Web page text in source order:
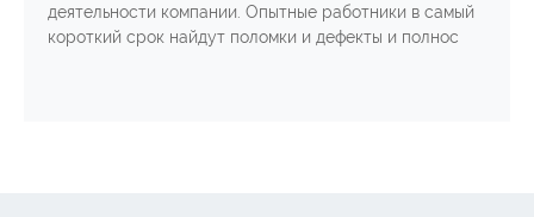
деятельности компании. Опытные работники в самый
короткий срок найдут поломки и дефекты и полнос